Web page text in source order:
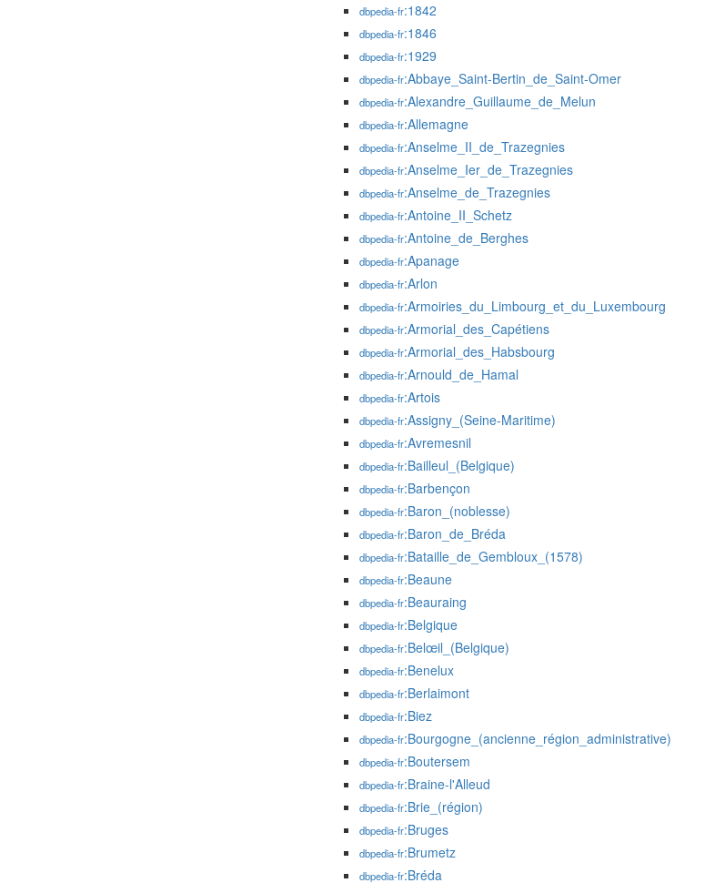
dbpedia-fr:1842
dbpedia-fr:1846
dbpedia-fr:1929
dbpedia-fr:Abbaye_Saint-Bertin_de_Saint-Omer
dbpedia-fr:Alexandre_Guillaume_de_Melun
dbpedia-fr:Allemagne
dbpedia-fr:Anselme_II_de_Trazegnies
dbpedia-fr:Anselme_Ier_de_Trazegnies
dbpedia-fr:Anselme_de_Trazegnies
dbpedia-fr:Antoine_II_Schetz
dbpedia-fr:Antoine_de_Berghes
dbpedia-fr:Apanage
dbpedia-fr:Arlon
dbpedia-fr:Armoiries_du_Limbourg_et_du_Luxembourg
dbpedia-fr:Armorial_des_Capétiens
dbpedia-fr:Armorial_des_Habsbourg
dbpedia-fr:Arnould_de_Hamal
dbpedia-fr:Artois
dbpedia-fr:Assigny_(Seine-Maritime)
dbpedia-fr:Avremesnil
dbpedia-fr:Bailleul_(Belgique)
dbpedia-fr:Barbençon
dbpedia-fr:Baron_(noblesse)
dbpedia-fr:Baron_de_Bréda
dbpedia-fr:Bataille_de_Gembloux_(1578)
dbpedia-fr:Beaune
dbpedia-fr:Beauraing
dbpedia-fr:Belgique
dbpedia-fr:Belœil_(Belgique)
dbpedia-fr:Benelux
dbpedia-fr:Berlaimont
dbpedia-fr:Biez
dbpedia-fr:Bourgogne_(ancienne_région_administrative)
dbpedia-fr:Boutersem
dbpedia-fr:Braine-l'Alleud
dbpedia-fr:Brie_(région)
dbpedia-fr:Bruges
dbpedia-fr:Brumetz
dbpedia-fr:Bréda